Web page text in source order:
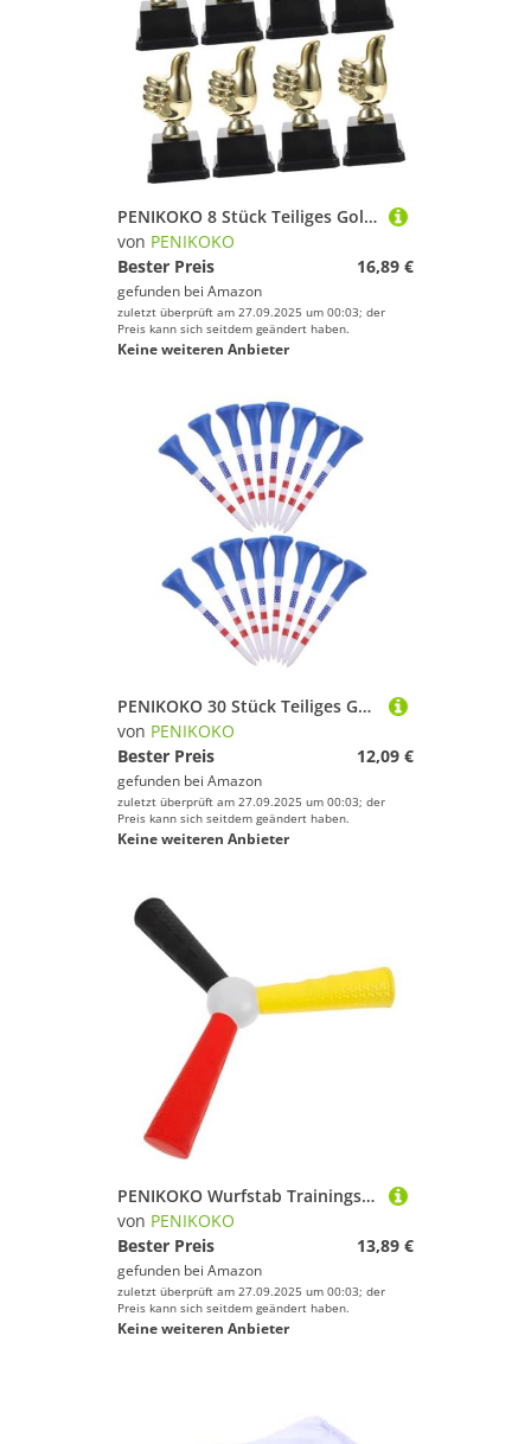
PENIKOKO 8 Stück Teiliges Goldene Kindertrophäen aus Kunststoff Daumenform für Wettbewerbe Dekorative Pokale für Schule Party Sport und Tanzveranstaltungen Unisex Auszeichnungsschale
von PENIKOKO
Bester Preis
16,89 €
gefunden bei Amazon
zuletzt überprüft am 27.09.2025 um 00:03; der
Preis kann sich seitdem geändert haben.
Keine weiteren Anbieter
PENIKOKO 30 Stück Teiliges Golftees Stars-and-Stripes-Design Langlebig und Bruchsicher Professionelle Trainingshilfen für Driving Range und Indoor-übungen Geeignet für Anfänger und Profis
von PENIKOKO
Bester Preis
12,09 €
gefunden bei Amazon
zuletzt überprüft am 27.09.2025 um 00:03; der
Preis kann sich seitdem geändert haben.
Keine weiteren Anbieter
PENIKOKO Wurfstab Trainingsgerät Hand Auge Koordination Reaktionsverbesserung Ergonomisch Mehrgriff Design Für Sportler Familien Fitness
von PENIKOKO
Bester Preis
13,89 €
gefunden bei Amazon
zuletzt überprüft am 27.09.2025 um 00:03; der
Preis kann sich seitdem geändert haben.
Keine weiteren Anbieter